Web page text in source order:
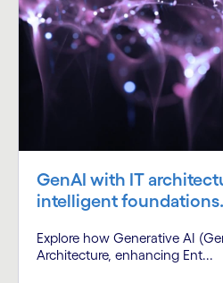
GenAI with IT
intelligent
Explore how Generative AI
Architecture, enhancing Ent...